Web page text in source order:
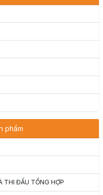
phẩm
THI ĐẤU TỔNG HỢP